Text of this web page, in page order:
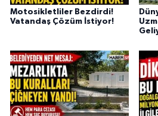
Motosikletliler Bezdirdi!
Vatandaş Çözüm İstiyor!